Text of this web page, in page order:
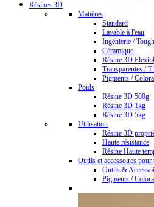
Résines 3D
Matières
Standard
Lavable à l'eau
Ingénierie / Tough
Céramique
Résine 3D
Transparentes /
Pigments /
Poids
Résine 3D 500g
Résine 3D 1kg
Résine 3D 5kg
Utilisation
Résine 3D
Haute résistance
Résine Haute
Outils et accessoires pour
Outils &
Pigments /